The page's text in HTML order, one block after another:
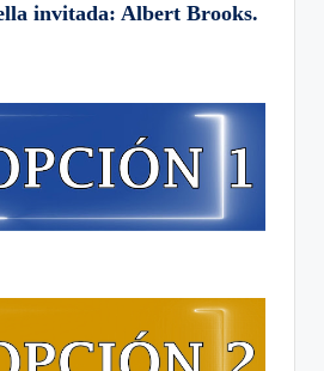
invitada: Albert Brooks.